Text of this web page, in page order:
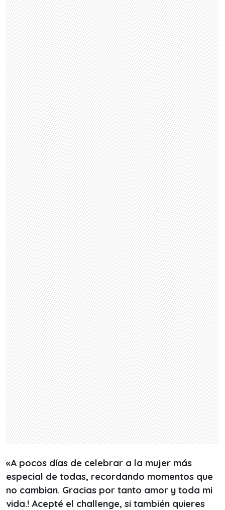
«A pocos días de celebrar a la mujer más
especial de todas, recordando momentos que
no cambian. Gracias por tanto amor y toda mi
vida.! Acepté el challenge, si también quieres